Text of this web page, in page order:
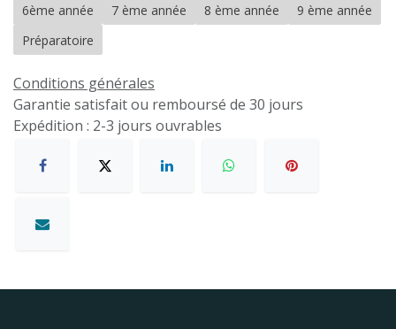
6ème année
7 ème année 8 ème année
9 ème année
Préparatoire
Conditions générales
Garantie satisfait ou remboursé de 30 jours
Expédition : 2-3 jours ouvrables